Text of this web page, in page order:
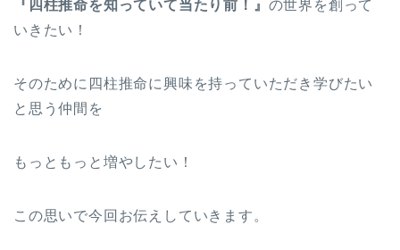
『四柱推命を知っていて当たり前！』 の世界を創って
いきたい！
そのために四柱推命に興味を持っていただき学びたい
と思う仲間を
もっともっと増やしたい！
この思いで今回お伝えしていきます。